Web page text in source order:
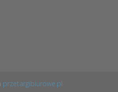
przetargibiurowe.pl